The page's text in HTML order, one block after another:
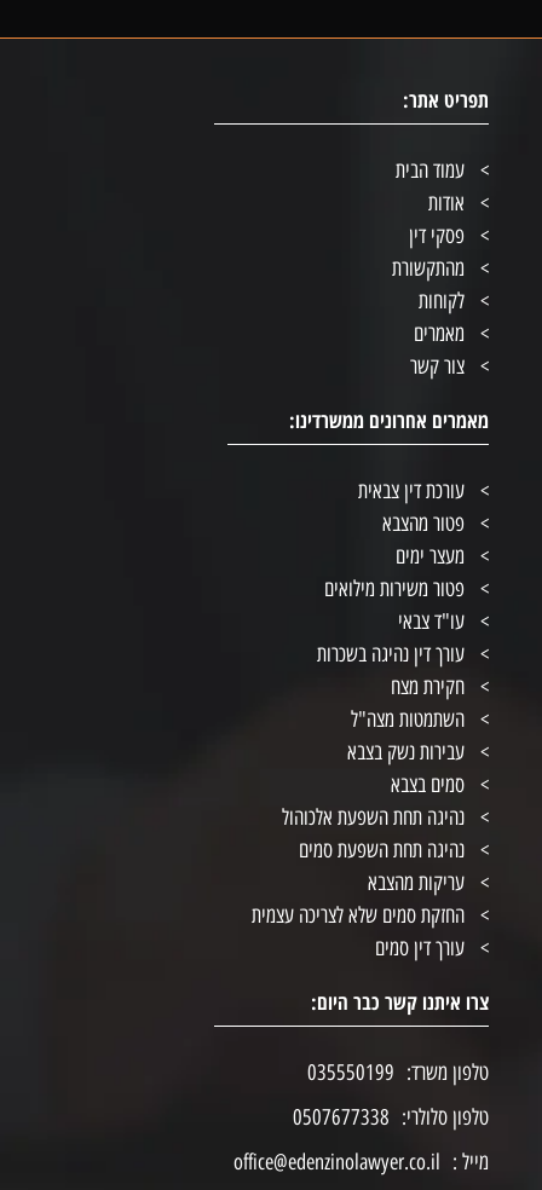
תפריט אתר:
עמוד הבית
אודות
פסקי דין
מהתקשורת
לקוחות
מאמרים
צור קשר
מאמרים אחרונים ממשרדינו:
עורכת דין צבאית
פטור מהצבא
מעצר ימים
פטור משירות מילואים
עו"ד צבאי
עורך דין נהיגה בשכרות
חקירת מצח
השתמטות מצה"ל
עבירות נשק בצבא
סמים בצבא
נהיגה תחת השפעת אלכוהול
נהיגה תחת השפעת סמים
עריקות מהצבא
החזקת סמים שלא לצריכה עצמית
עורך דין סמים
צרו איתנו קשר כבר היום:
טלפון משרד: 035550199
טלפון סלולרי: 0507677338
מייל : office@edenzinolawyer.co.il